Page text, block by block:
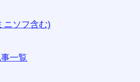
ニソフ含む)
一覧